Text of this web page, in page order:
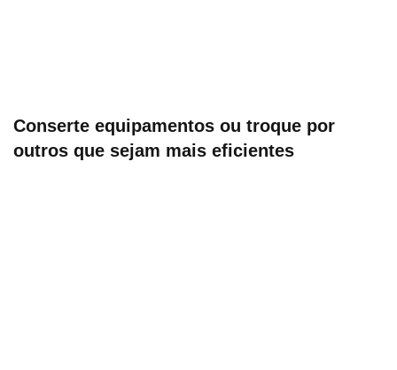
Conserte equipamentos ou troque por
outros que sejam mais eficientes